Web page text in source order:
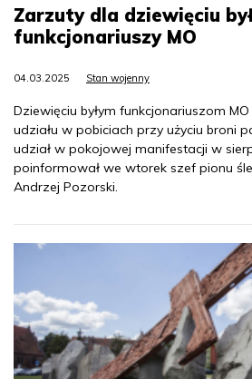
Zarzuty dla dziewięciu
funkcjonariuszy MO
04.03.2025 Stan wojenny
Dziewięciu byłym funkcjonariuszom
udziału w pobiciach przy użyciu broni
udział w pokojowej manifestacji w
poinformował we wtorek szef pionu
Andrzej Pozorski.